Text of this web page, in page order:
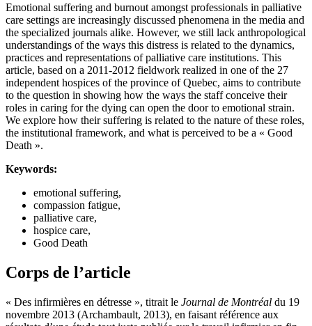
Emotional suffering and burnout amongst professionals in palliative
care settings are increasingly discussed phenomena in the media and
the specialized journals alike. However, we still lack anthropological
understandings of the ways this distress is related to the dynamics,
practices and representations of palliative care institutions. This
article, based on a 2011-2012 fieldwork realized in one of the 27
independent hospices of the province of Quebec, aims to contribute
to the question in showing how the ways the staff conceive their
roles in caring for the dying can open the door to emotional strain.
We explore how their suffering is related to the nature of these roles,
the institutional framework, and what is perceived to be a « Good
Death ».
Keywords:
emotional suffering,
compassion fatigue,
palliative care,
hospice care,
Good Death
Corps de l’article
« Des infirmières en détresse », titrait le Journal de Montréal du 19
novembre 2013 (Archambault, 2013), en faisant référence aux